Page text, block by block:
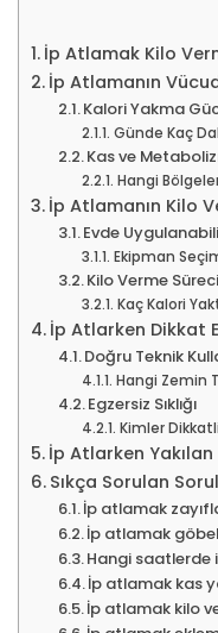
İp Atlamak Kilo
İp Atlamanın
Kalori Yakma
Günde Kaç
Kas ve
Hangi
İp Atlamanın Kilo
Evde
Ekipman
Kilo Verme
Kaç Kalori
İp Atlarken Dikkat
Doğru Teknik
Hangi Zemin
Egzersiz Sıklığı
Kimler
İp Atlarken
Sıkça Sorulan
İp atlamak
İp atlamak
Hangi saatlerde
İp atlamak kas
İp atlamak kilo